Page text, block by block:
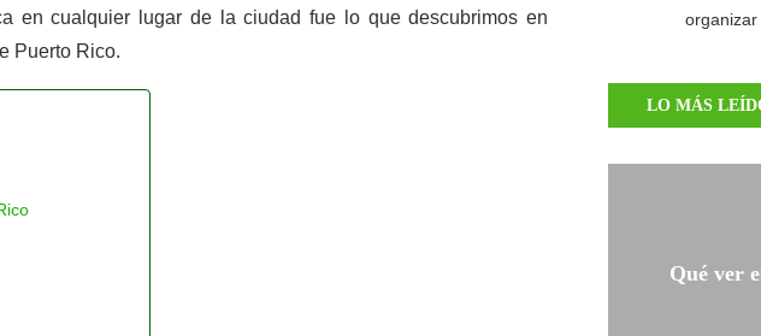
en cualquier lugar de la ciudad fue lo que descubrimos en
Puerto Rico.
organizar
LO MÁS
Qué ver